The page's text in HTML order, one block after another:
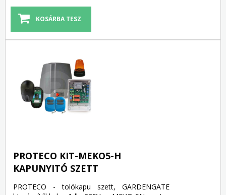
PROTECO KIT-MEKO5-H
KAPUNYITÓ SZETT
PROTECO - tolókapu szett, GARDENGATE